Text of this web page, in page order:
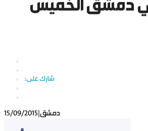
دمشق الخميس
15/09/2015 دمشق